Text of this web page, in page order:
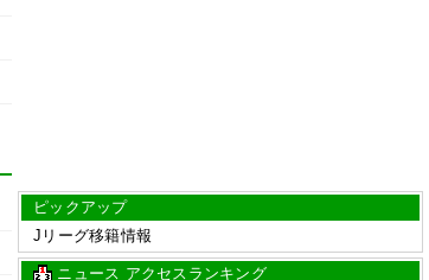
ピックアップ
Jリーグ移籍情報
ニュース アクセスランキング